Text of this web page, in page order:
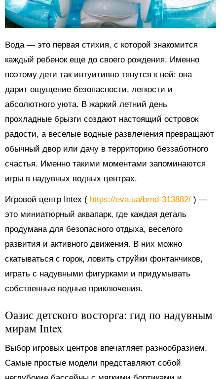
Вода — это первая стихия, с которой знакомится
каждый ребенок еще до своего рождения. Именно
поэтому дети так интуитивно тянутся к ней: она
дарит ощущение безопасности, легкости и
абсолютного уюта. В жаркий летний день
прохладные брызги создают настоящий островок
радости, а веселые водные развлечения превращают
обычный двор или дачу в территорию беззаботного
счастья. Именно такими моментами запоминаются
игры в надувных водных центрах.
Игровой центр Intex ( https://eva.ua/brnd-313882/ ) —
это миниатюрный аквапарк, где каждая деталь
продумана для безопасного отдыха, веселого
развития и активного движения. В них можно
скатываться с горок, ловить струйки фонтанчиков,
играть с надувными фигурками и придумывать
собственные водные приключения.
Оазис детского восторга: гид по надувным
мирам Intex
Выбор игровых центров впечатляет разнообразием.
Самые простые модели представляют собой